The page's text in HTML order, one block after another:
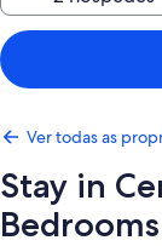
Ver todas as
Stay in